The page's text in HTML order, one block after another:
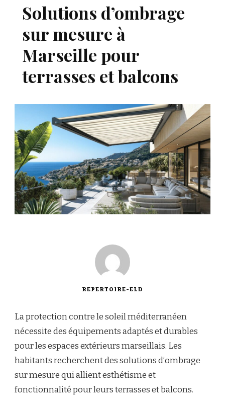
Solutions d’ombrage
sur mesure à
Marseille pour
terrasses et balcons
REPERTOIRE-ELD
La protection contre le soleil méditerranéen
nécessite des équipements adaptés et durables
pour les espaces extérieurs marseillais. Les
habitants recherchent des solutions d’ombrage
sur mesure qui allient esthétisme et
fonctionnalité pour leurs terrasses et balcons.